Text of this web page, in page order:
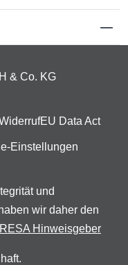
& Co. KG
EU Data Act
Einstellungen
und
wir daher den
Hinweisgeber